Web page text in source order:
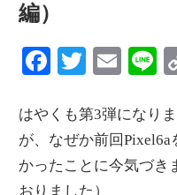
へ
信
編）
Facebook
Twitter
はやくも第3弾になり
が、なぜか前回
かったことに今気づき
おりました）